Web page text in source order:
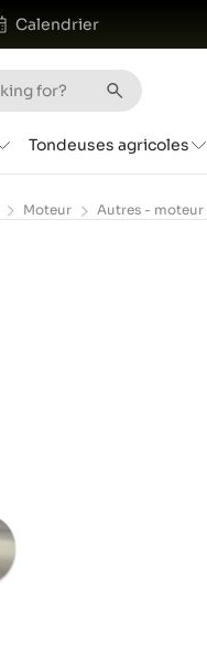
Calendrier
Tondeuses agricoles
Moteur Autres - moteur